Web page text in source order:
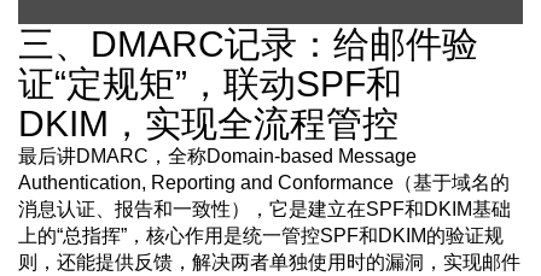
三、DMARC记录：给邮件验
证“定规矩”，联动SPF和
DKIM，实现全流程管控
最后讲DMARC，全称Domain-based Message
Authentication, Reporting and Conformance（基于域名的
消息认证、报告和一致性），它是建立在SPF和DKIM基础
上的“总指挥”，核心作用是统一管控SPF和DKIM的验证规
则，还能提供反馈，解决两者单独使用时的漏洞，实现邮件